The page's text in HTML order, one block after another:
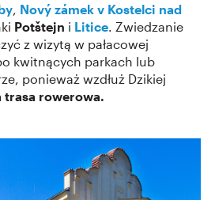
, Nový zámek v Kostelci nad
Potštejn i Litice. Zwiedzanie
z wizytą w pałacowej
kwitnących parkach lub
ponieważ wzdłuż Dzikiej
trasa rowerowa.